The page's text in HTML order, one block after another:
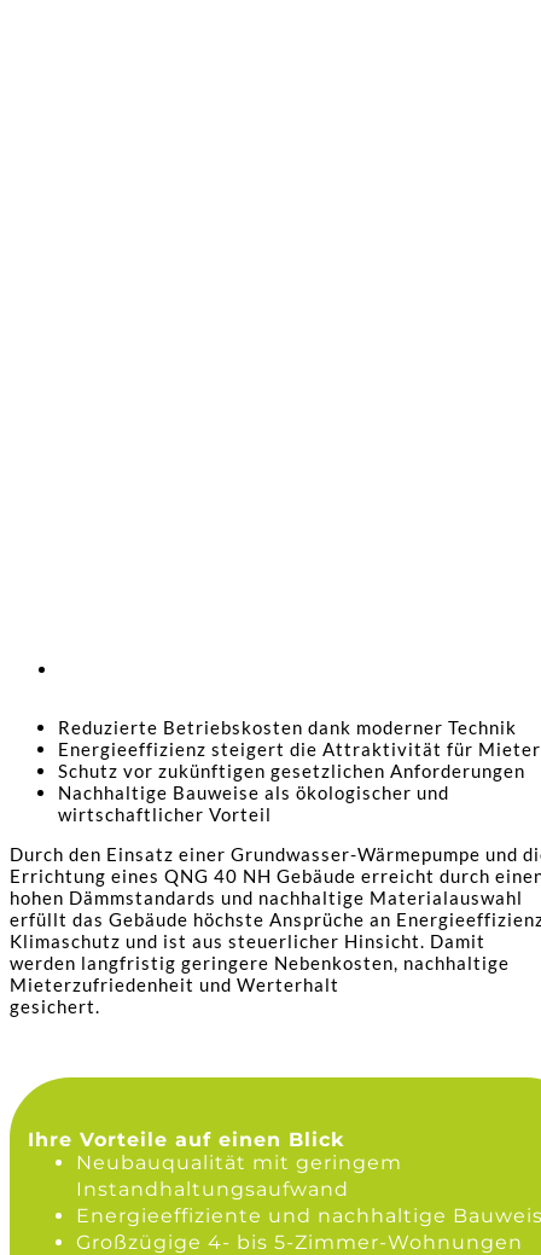
Reduzierte Betriebskosten dank moderner Technik
Energieeffizienz steigert die Attraktivität für Mieter
Schutz vor zukünftigen gesetzlichen Anforderungen
Nachhaltige Bauweise als ökologischer und
wirtschaftlicher Vorteil
Durch den Einsatz einer Grundwasser-Wärmepumpe und
Errichtung eines QNG 40 NH Gebäude erreicht durch
hohen Dämmstandards und nachhaltige Materialauswahl
erfüllt das Gebäude höchste Ansprüche an
Klimaschutz und ist aus steuerlicher Hinsicht. Damit
werden langfristig geringere Nebenkosten, nachhaltige
Mieterzufriedenheit und Werterhalt
gesichert.
Ihre Vorteile auf einen Blick
Neubauqualität mit geringem
Instandhaltungsaufwand
Energieeffiziente und nachhaltige
Großzügige 4- bis 5-Zimmer-Wohnungen